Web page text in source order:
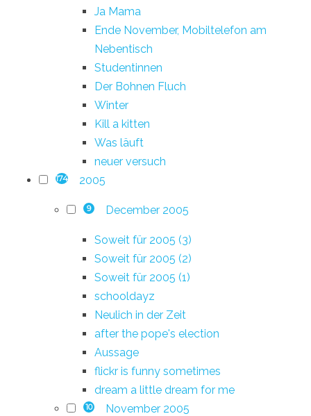
Ja Mama
Ende November, Mobiltelefon am
Nebentisch
Studentinnen
Der Bohnen Fluch
Winter
Kill a kitten
Was läuft
neuer versuch
174 2005
9 December 2005
Soweit für 2005 (3)
Soweit für 2005 (2)
Soweit für 2005 (1)
schooldayz
Neulich in der Zeit
after the pope's election
Aussage
flickr is funny sometimes
dream a little dream for me
10 November 2005